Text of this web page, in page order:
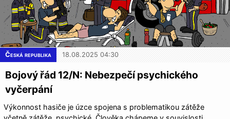
Česká republika 18.08.2025 04:30
Bojový řád 12/N: Nebezpečí psychického
vyčerpání
Výkonnost hasiče je úzce spojena s problematikou zátěže